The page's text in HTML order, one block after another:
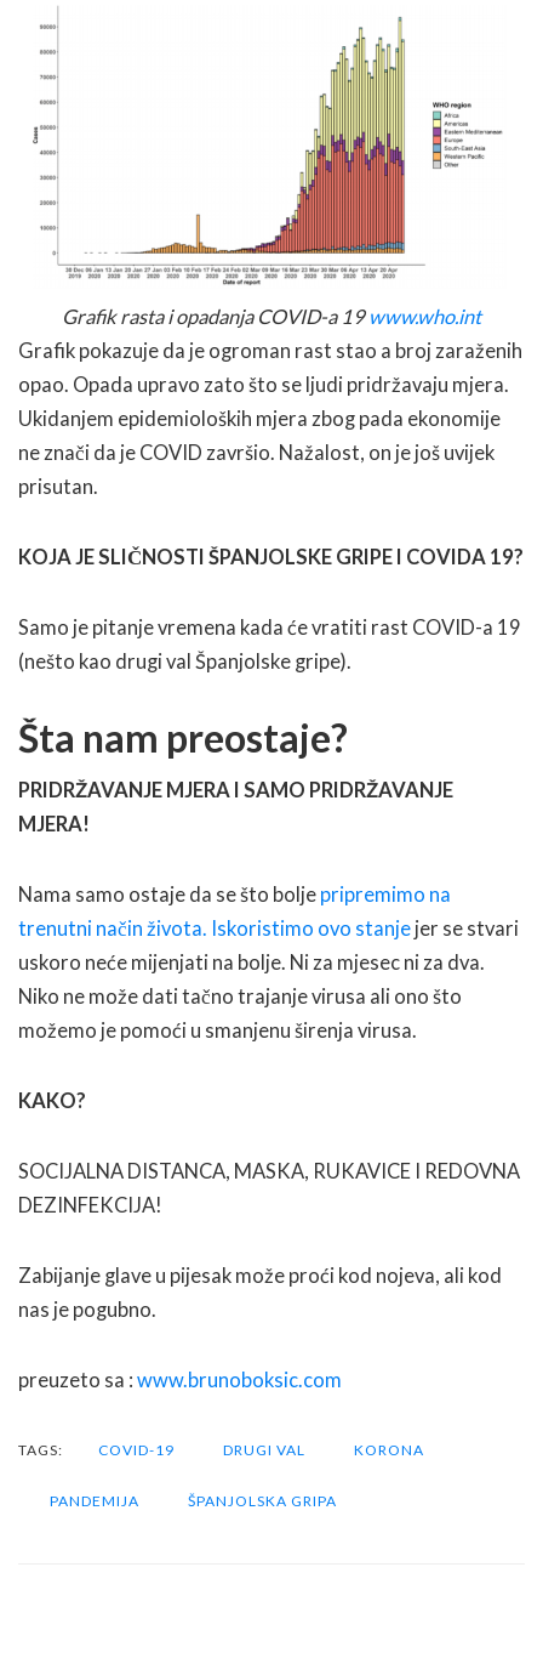
Grafik rasta i opadanja COVID-a 19www.who.int
Grafik pokazuje da je ogroman rast stao a broj zaraženih
opao. Opada upravo zato što se ljudi pridržavaju mjera.
Ukidanjem epidemioloških mjera zbog pada ekonomije
ne znači da je COVID završio. Nažalost, on je još uvijek
prisutan.
KOJA JE SLIČNOSTI ŠPANJOLSKE GRIPE I COVIDA 19?
Samo je pitanje vremena kada će vratiti rast COVID-a 19
(nešto kao drugi val Španjolske gripe).
Šta nam preostaje?
PRIDRŽAVANJE MJERA I SAMO PRIDRŽAVANJE
MJERA!
Nama samo ostaje da se što bolje pripremimo na
trenutni način života. Iskoristimo ovo stanje jer se stvari
uskoro neće mijenjati na bolje. Ni za mjesec ni za dva.
Niko ne može dati tačno trajanje virusa ali ono što
možemo je pomoći u smanjenu širenja virusa.
KAKO?
SOCIJALNA DISTANCA, MASKA, RUKAVICE I REDOVNA
DEZINFEKCIJA!
Zabijanje glave u pijesak može proći kod nojeva, ali kod
nas je pogubno.
preuzeto sa : www.brunoboksic.com
TAGS: COVID-19 DRUGI VAL KORONA
PANDEMIJA ŠPANJOLSKA GRIPA